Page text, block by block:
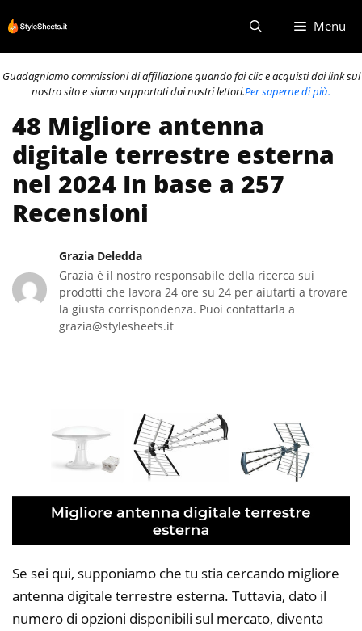
al
contenuto
Menu
Guadagniamo commissioni di affiliazione quando fai clic e acquisti dai link sul
nostro sito e siamo supportati dai nostri lettori.Per saperne di più.
48 Migliore antenna
digitale terrestre esterna
nel 2024 In base a 257
Recensioni
Grazia Deledda
Grazia è il nostro responsabile della ricerca sui
prodotti che lavora 24 ore su 24 per aiutarti a trovare
la giusta corrispondenza. Puoi contattarla a
grazia@stylesheets.it
Se sei qui, supponiamo che tu stia cercando migliore
antenna digitale terrestre esterna. Tuttavia, dato il
numero di opzioni disponibili sul mercato, diventa